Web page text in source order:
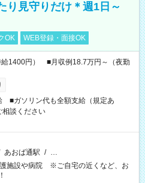
り見守りだけ＊週1日～
OK WEB登録・面接OK
給1400円） ■月収例18.7万円～（夜勤
■ガソリン代も全額支給（規定あ
談ください
あおば通駅 / …
護施設や病院 ※ご自宅の近くなど、お